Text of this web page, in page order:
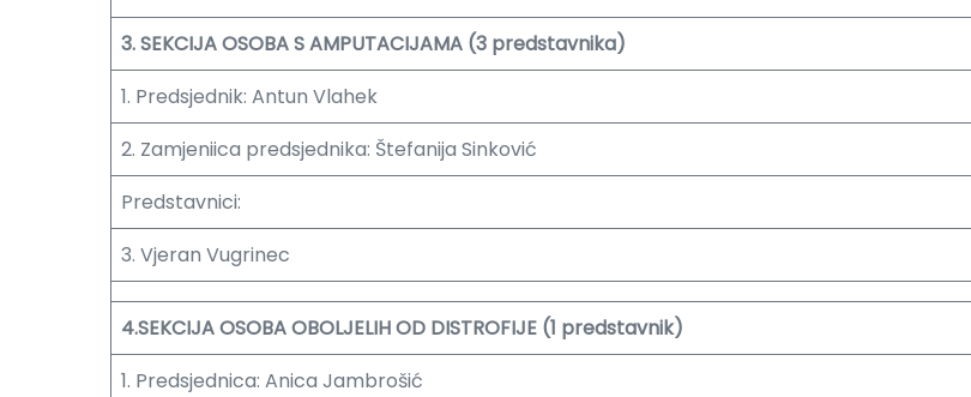
3. SEKCIJA OSOBA S AMPUTACIJAMA (3 predstavnika)
1. Predsjednik: Antun Vlahek
2. Zamjeniica predsjednika: Štefanija Sinković
Predstavnici:
3. Vjeran Vugrinec
4.SEKCIJA OSOBA OBOLJELIH OD DISTROFIJE (1 predstavnik)
1. Predsjednica: Anica Jambrošić